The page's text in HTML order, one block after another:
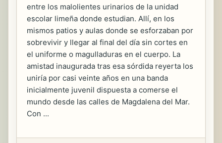
entre los malolientes urinarios de la unidad
escolar limeña donde estudian. Allí, en los
mismos patios y aulas donde se esforzaban por
sobrevivir y llegar al final del día sin cortes en
el uniforme o magulladuras en el cuerpo. La
amistad inaugurada tras esa sórdida reyerta los
uniría por casi veinte años en una banda
inicialmente juvenil dispuesta a comerse el
mundo desde las calles de Magdalena del Mar.
Con ...